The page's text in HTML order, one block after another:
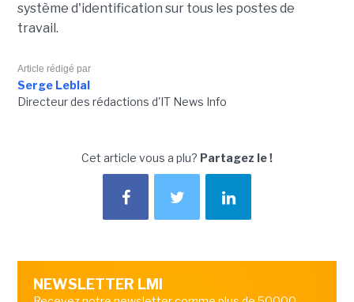
système d'identification sur tous les postes de
travail.
Article rédigé par
Serge Leblal
Directeur des rédactions d'IT News Info
Cet article vous a plu? Partagez le !
NEWSLETTER LMI